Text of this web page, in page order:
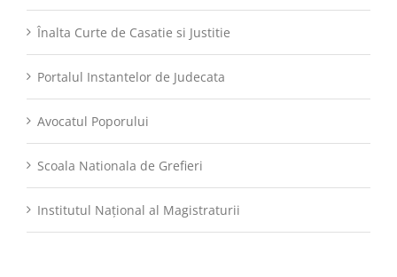
Înalta Curte de Casatie si Justitie
Portalul Instantelor de Judecata
Avocatul Poporului
Scoala Nationala de Grefieri
Institutul Național al Magistraturii